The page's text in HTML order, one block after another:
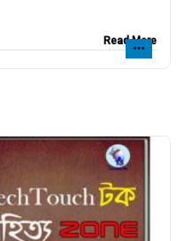
Read More